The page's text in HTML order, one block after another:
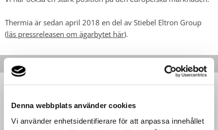
Denna webbplats använder cookies
Vi använder enhetsidentifierare för att anpassa innehållet
Thermia är sedan april 2018 en del av Stiebel Eltron Group
(läs pressreleasen om ägarbytet här).
Kontakt